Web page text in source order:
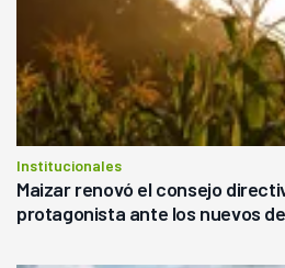
Institucionales
Maizar renovó el consejo
protagonista ante los nuevos